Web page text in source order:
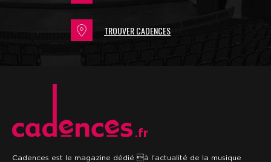
TROUVER CADENCES
.fr
Cadences est le magazine dédié à l’actualité de la musique